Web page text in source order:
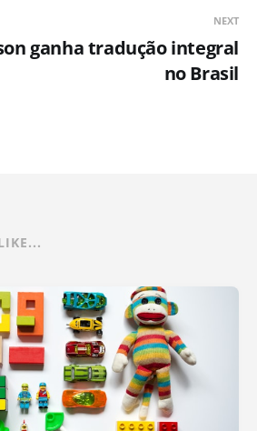
NEXT
ganha tradução integral
no Brasil